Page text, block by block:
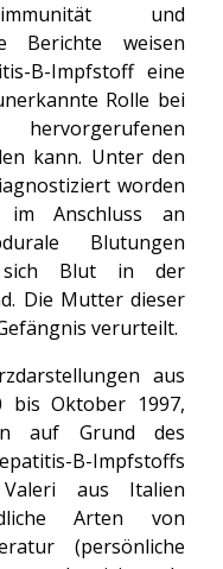
und
Berichte weisen
B-Impfstoff eine
Rolle bei
kann. Unter den
worden
Anschluss an
Blutungen
Blut in der
Die Mutter dieser
verurteilt.
aus
bis Oktober 1997,
auf Grund des
B-Impfstoffs
aus Italien
Arten von
(persönliche